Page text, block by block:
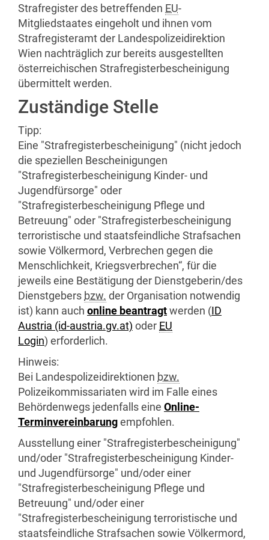
Strafregister des betreffenden EU-
Mitgliedstaates eingeholt und ihnen vom
Strafregisteramt der Landespolizeidirektion
Wien nachträglich zur bereits ausgestellten
österreichischen Strafregisterbescheinigung
übermittelt werden.
Zuständige Stelle
Tipp:
Eine "Strafregisterbescheinigung" (nicht jedoch
die speziellen Bescheinigungen
"Strafregisterbescheinigung Kinder- und
Jugendfürsorge" oder
"Strafregisterbescheinigung Pflege und
Betreuung" oder "Strafregisterbescheinigung
terroristische und staatsfeindliche Strafsachen
sowie Völkermord, Verbrechen gegen die
Menschlichkeit, Kriegsverbrechen“, für die
jeweils eine Bestätigung der Dienstgeberin/des
Dienstgebers bzw. der Organisation notwendig
ist) kann auch online beantragtwerden (ID
Austria (id-austria.gv.at) oder EU
Login) erforderlich.
Hinweis:
Bei Landespolizeidirektionen bzw.
Polizeikommissariaten wird im Falle eines
Behördenwegs jedenfalls eine Online-
Terminvereinbarungempfohlen.
Ausstellung einer "Strafregisterbescheinigung"
und/oder "Strafregisterbescheinigung Kinder-
und Jugendfürsorge" und/oder einer
"Strafregisterbescheinigung Pflege und
Betreuung" und/oder einer
"Strafregisterbescheinigung terroristische und
staatsfeindliche Strafsachen sowie Völkermord,